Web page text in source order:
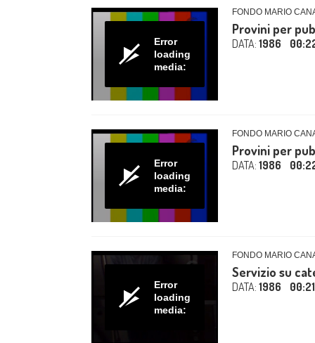
Error
loading
media:
FONDO MARIO
Provini per
DATA: 1986
Error
loading
media:
FONDO MARIO
Provini per
DATA: 1986
Error
loading
media:
FONDO MARIO
Servizio su
DATA: 1986